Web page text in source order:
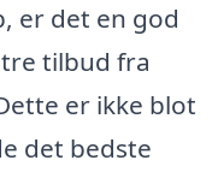
er det en god
tilbud fra
er ikke blot
det bedste